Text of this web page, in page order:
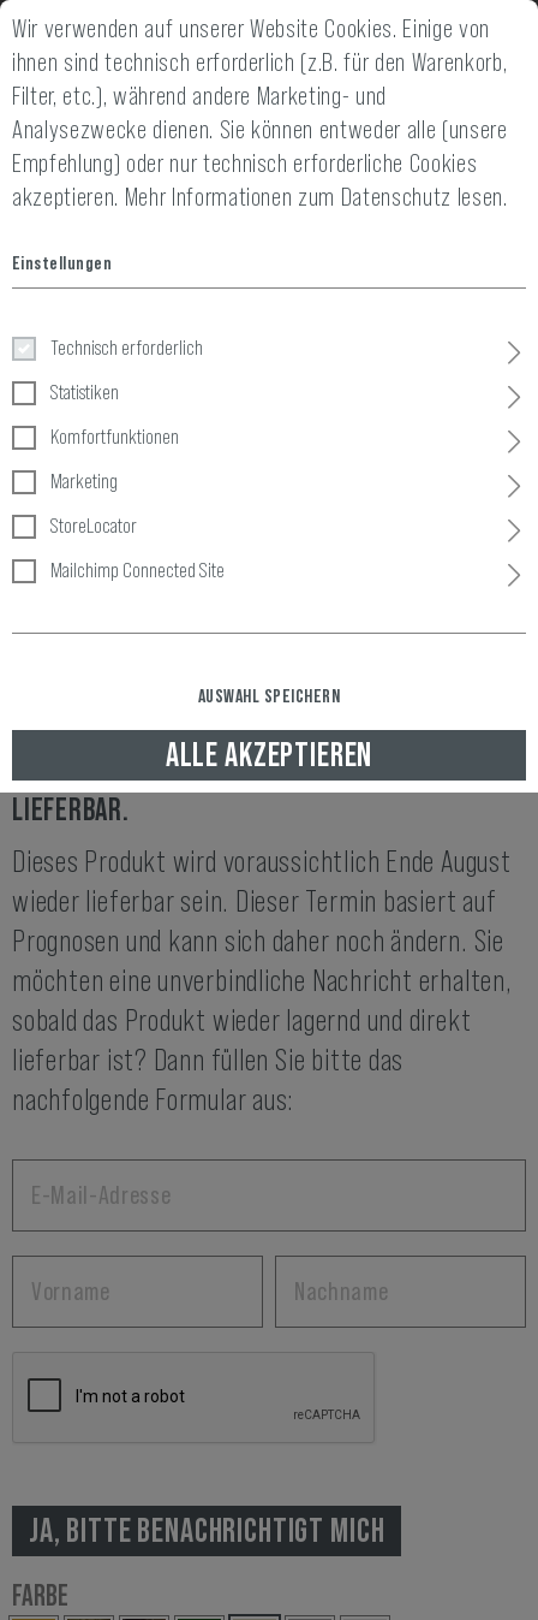
14 TAGE GELD-ZURÜCK-GARANTIE
MP5 Triple Mag Pouch
ENDE AUGUST WIEDER LIEFERBAR
DIESER ARTIKEL IST IM MOMENT NICHT
LIEFERBAR.
Dieses Produkt wird voraussichtlich Ende August
wieder lieferbar sein. Dieser Termin basiert auf
Prognosen und kann sich daher noch ändern. Sie
möchten eine unverbindliche Nachricht erhalten,
sobald das Produkt wieder lagernd und direkt
lieferbar ist? Dann füllen Sie bitte das
nachfolgende Formular aus:
JA, BITTE BENACHRICHTIGT MICH
FARBE
Wir verwenden auf unserer Website Cookies. Einige von
ihnen sind technisch erforderlich (z.B. für den Warenkorb,
Filter, etc.), während andere Marketing- und
Analysezwecke dienen. Sie können entweder alle (unsere
Empfehlung) oder nur technisch erforderliche Cookies
akzeptieren. Mehr Informationen zum Datenschutz lesen.
Einstellungen
Technisch erforderlich
Statistiken
Komfortfunktionen
Marketing
StoreLocator
Mailchimp Connected Site
AUSWAHL SPEICHERN
ALLE AKZEPTIEREN